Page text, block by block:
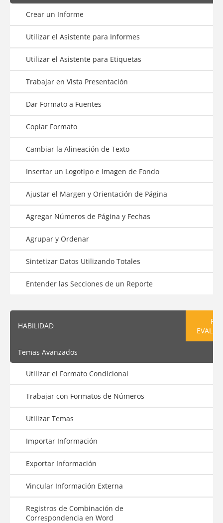
Crear un Informe
Utilizar el Asistente para Informes
Utilizar el Asistente para Etiquetas
Trabajar en Vista Presentación
Dar Formato a Fuentes
Copiar Formato
Cambiar la Alineación de Texto
Insertar un Logotipo e Imagen de Fondo
Ajustar el Margen y Orientación de Página
Agregar Números de Página y Fechas
Agrupar y Ordenar
Sintetizar Datos Utilizando Totales
Entender las Secciones de un Reporte
HABILIDAD
Temas Avanzados
Utilizar el Formato Condicional
Trabajar con Formatos de Números
Utilizar Temas
Importar Información
Exportar Información
Vincular Información Externa
Registros de Combinación de
Correspondencia en Word